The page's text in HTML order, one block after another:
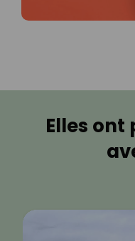
Elles ont